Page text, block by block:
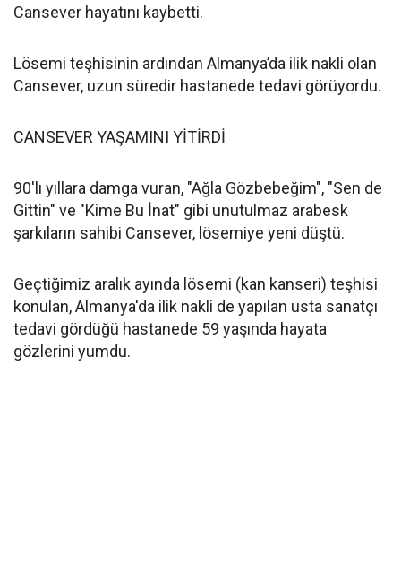
Cansever hayatını kaybetti.
Lösemi teşhisinin ardından Almanya’da ilik nakli olan
Cansever, uzun süredir hastanede tedavi görüyordu.
CANSEVER YAŞAMINI YİTİRDİ
90'lı yıllara damga vuran, "Ağla Gözbebeğim", "Sen de
Gittin" ve "Kime Bu İnat" gibi unutulmaz arabesk
şarkıların sahibi Cansever, lösemiye yeni düştü.
Geçtiğimiz aralık ayında lösemi (kan kanseri) teşhisi
konulan, Almanya'da ilik nakli de yapılan usta sanatçı
tedavi gördüğü hastanede 59 yaşında hayata
gözlerini yumdu.